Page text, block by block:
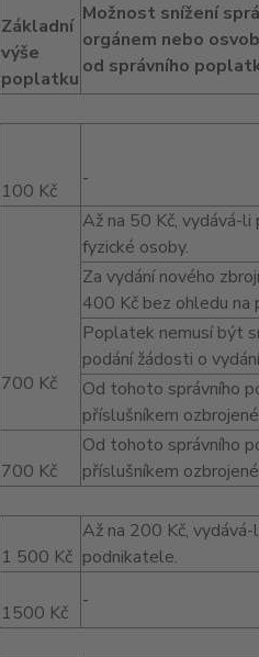
Základní
výše
poplatku
Možnost snížení
orgánem nebo
od správního
100 Kč
-
700 Kč
Až na 50 Kč, vydává-
fyzické osoby.
Za vydání nového
400 Kč bez ohledu na
Poplatek nemusí být
podání žádosti o
Od tohoto správního
příslušníkem
700 Kč
Od tohoto správního
příslušníkem
1 500 Kč
Až na 200 Kč,
podnikatele.
1500 Kč
-